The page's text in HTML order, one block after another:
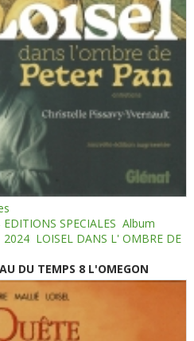
SPECIALES Album
2024 LOISEL DANS L' OMBRE DE
DU TEMPS 8 L'OMEGON